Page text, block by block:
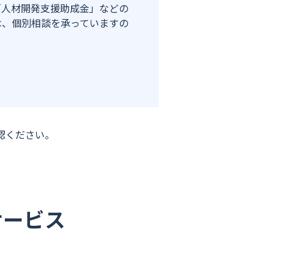
材開発支援助成金」などの
個別相談を承っていますの
ださい。
ビス